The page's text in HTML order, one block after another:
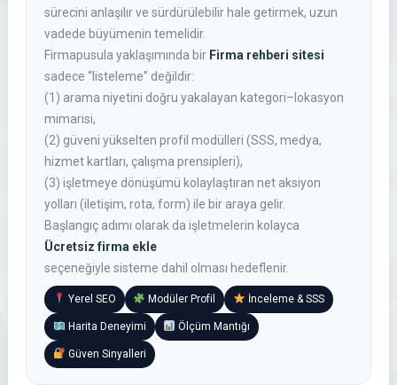
sürecini anlaşılır ve sürdürülebilir hale getirmek, uzun
vadede büyümenin temelidir.
Firmapusula yaklaşımında bir Firma rehberi sitesi
sadece “listeleme” değildir:
(1) arama niyetini doğru yakalayan kategori–lokasyon
mimarisi,
(2) güveni yükselten profil modülleri (SSS, medya,
hizmet kartları, çalışma prensipleri),
(3) işletmeye dönüşümü kolaylaştıran net aksiyon
yolları (iletişim, rota, form) ile bir araya gelir.
Başlangıç adımı olarak da işletmelerin kolayca
Ücretsiz firma ekle
seçeneğiyle sisteme dahil olması hedeflenir.
Yerel SEO Modüler Profil İnceleme & SSS
Harita Deneyimi Ölçüm Mantığı
Güven Sinyalleri